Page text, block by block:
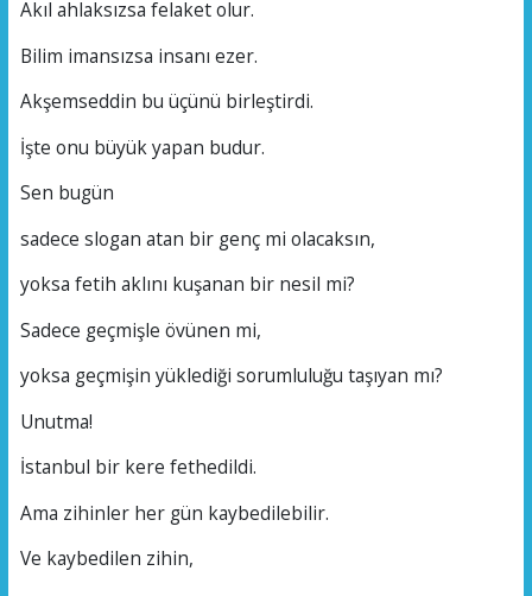
Akıl ahlaksızsa felaket olur.
Bilim imansızsa insanı ezer.
Akşemseddin bu üçünü birleştirdi.
İşte onu büyük yapan budur.
Sen bugün
sadece slogan atan bir genç mi olacaksın,
yoksa fetih aklını kuşanan bir nesil mi?
Sadece geçmişle övünen mi,
yoksa geçmişin yüklediği sorumluluğu taşıyan mı?
Unutma!
İstanbul bir kere fethedildi.
Ama zihinler her gün kaybedilebilir.
Ve kaybedilen zihin,